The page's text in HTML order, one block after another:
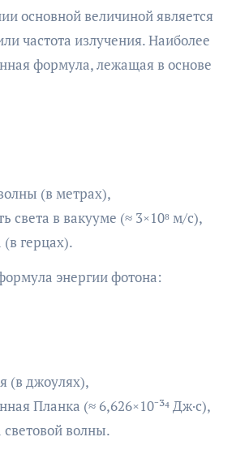
основной величиной является
частота излучения. Наиболее
формула, лежащая в основе
(в метрах),
света в вакууме (≈ 3×10⁸ м/с),
герцах).
энергии фотона:
(в джоулях),
Планка (≈ 6,626×10⁻³⁴ Дж·с),
световой волны.